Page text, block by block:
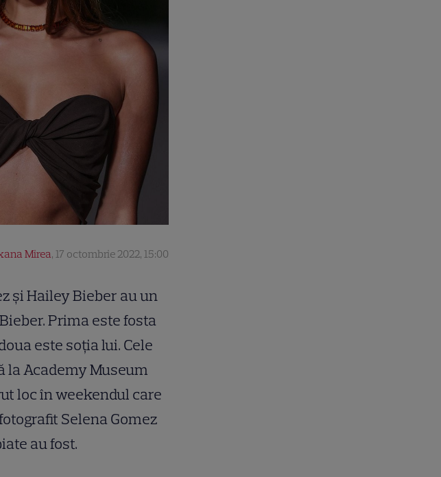
Mirea, 17 octombrie 2022, 15:00
și Hailey Bieber au un
Prima este fosta
este soția lui. Cele
la Academy Museum
loc în weekendul care
Selena Gomez
au fost.